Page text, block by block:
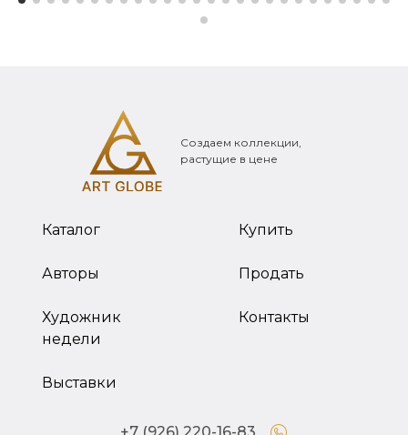
Создаем коллекции,
растущие в цене
Каталог
Авторы
Художник
недели
Выставки
Купить
Продать
Контакты